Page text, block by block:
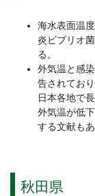
海水表面温
炎ビブリオ
る。
外気温と感
告されてお
日本各地で
外気温が低
する文献もあ
秋田県